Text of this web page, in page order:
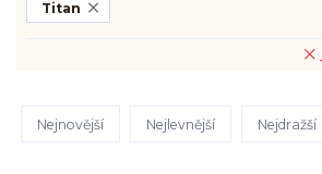
Titan
Nejnovější Nejlevnější Nejdražší